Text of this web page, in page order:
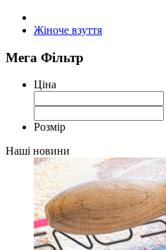
Жіноче взуття
Мега Фільтр
Ціна
Розмір
Наші новини